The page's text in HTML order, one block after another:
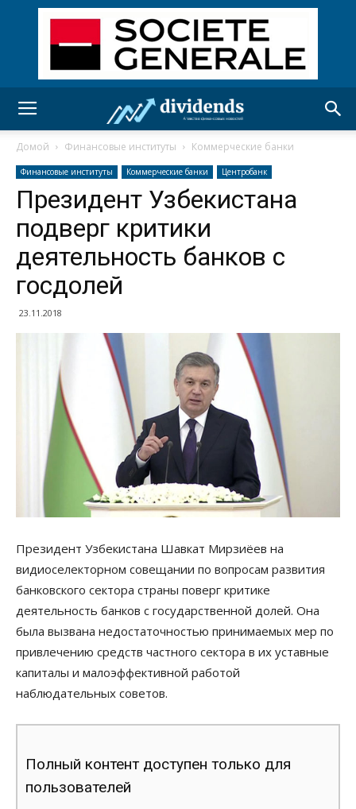
Домой Финансовые институты Коммерческие банки
Финансовые институты Коммерческие банки Центробанк
Президент Узбекистана
подверг критики
деятельность банков с
госдолей
23.11.2018
Президент Узбекистана Шавкат Мирзиёев на
видиоселекторном совещании по вопросам развития
банковского сектора страны поверг критике
деятельность банков с государственной долей. Она
была вызвана недостаточностью принимаемых мер по
привлечению средств частного сектора в их уставные
капиталы и малоэффективной работой
наблюдательных советов.
Полный контент доступен только для
пользователей